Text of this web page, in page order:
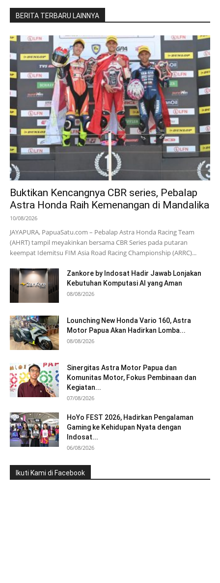
BERITA TERBARU LAINNYA
Buktikan Kencangnya CBR series, Pebalap
Astra Honda Raih Kemenangan di Mandalika
10/08/2026
JAYAPURA, PapuaSatu.com – Pebalap Astra Honda Racing Team
(AHRT) tampil meyakinkan bersama CBR Series pada putaran
keempat Idemitsu FIM Asia Road Racing Championship (ARRC)...
Zankore by Indosat Hadir Jawab Lonjakan
Kebutuhan Komputasi AI yang Aman
08/08/2026
Lounching New Honda Vario 160, Astra
Motor Papua Akan Hadirkan Lomba...
08/08/2026
Sinergitas Astra Motor Papua dan
Komunitas Motor, Fokus Pembinaan dan
Kegiatan...
07/08/2026
HoYo FEST 2026, Hadirkan Pengalaman
Gaming ke Kehidupan Nyata dengan
Indosat...
06/08/2026
Ikuti Kami di Facebook